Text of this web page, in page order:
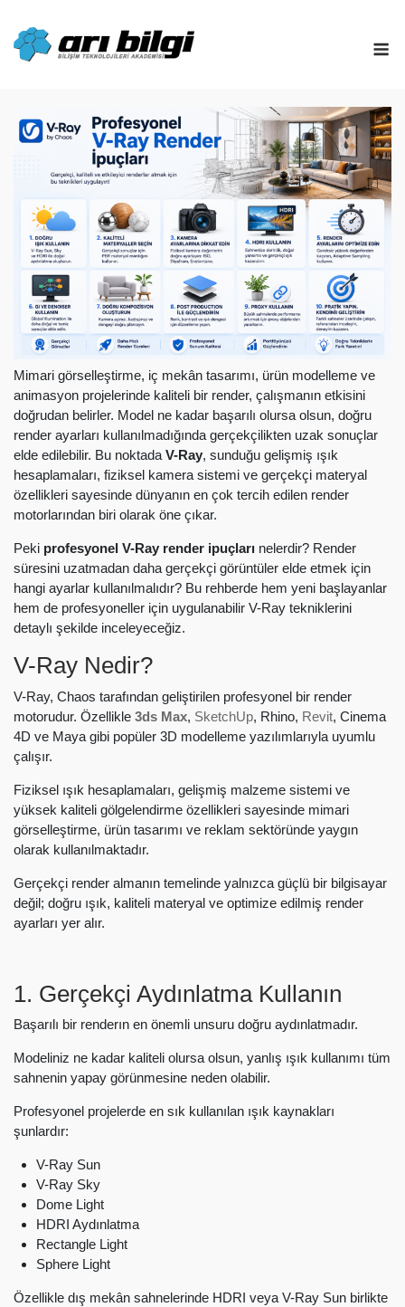
content
Mimari görselleştirme, iç mekân tasarımı, ürün modelleme ve
animasyon projelerinde kaliteli bir render, çalışmanın etkisini
doğrudan belirler. Model ne kadar başarılı olursa olsun, doğru
render ayarları kullanılmadığında gerçekçilikten uzak sonuçlar
elde edilebilir. Bu noktada V-Ray, sunduğu gelişmiş ışık
hesaplamaları, fiziksel kamera sistemi ve gerçekçi materyal
özellikleri sayesinde dünyanın en çok tercih edilen render
motorlarından biri olarak öne çıkar.
Peki profesyonel V-Ray render ipuçları nelerdir? Render
süresini uzatmadan daha gerçekçi görüntüler elde etmek için
hangi ayarlar kullanılmalıdır? Bu rehberde hem yeni başlayanlar
hem de profesyoneller için uygulanabilir V-Ray tekniklerini
detaylı şekilde inceleyeceğiz.
V-Ray Nedir?
V-Ray, Chaos tarafından geliştirilen profesyonel bir render
motorudur. Özellikle 3ds Max, SketchUp, Rhino, Revit, Cinema
4D ve Maya gibi popüler 3D modelleme yazılımlarıyla uyumlu
çalışır.
Fiziksel ışık hesaplamaları, gelişmiş malzeme sistemi ve
yüksek kaliteli gölgelendirme özellikleri sayesinde mimari
görselleştirme, ürün tasarımı ve reklam sektöründe yaygın
olarak kullanılmaktadır.
Gerçekçi render almanın temelinde yalnızca güçlü bir bilgisayar
değil; doğru ışık, kaliteli materyal ve optimize edilmiş render
ayarları yer alır.
1. Gerçekçi Aydınlatma Kullanın
Başarılı bir renderın en önemli unsuru doğru aydınlatmadır.
Modeliniz ne kadar kaliteli olursa olsun, yanlış ışık kullanımı tüm
sahnenin yapay görünmesine neden olabilir.
Profesyonel projelerde en sık kullanılan ışık kaynakları
şunlardır:
V-Ray Sun
V-Ray Sky
Dome Light
HDRI Aydınlatma
Rectangle Light
Sphere Light
Özellikle dış mekân sahnelerinde HDRI veya V-Ray Sun birlikte